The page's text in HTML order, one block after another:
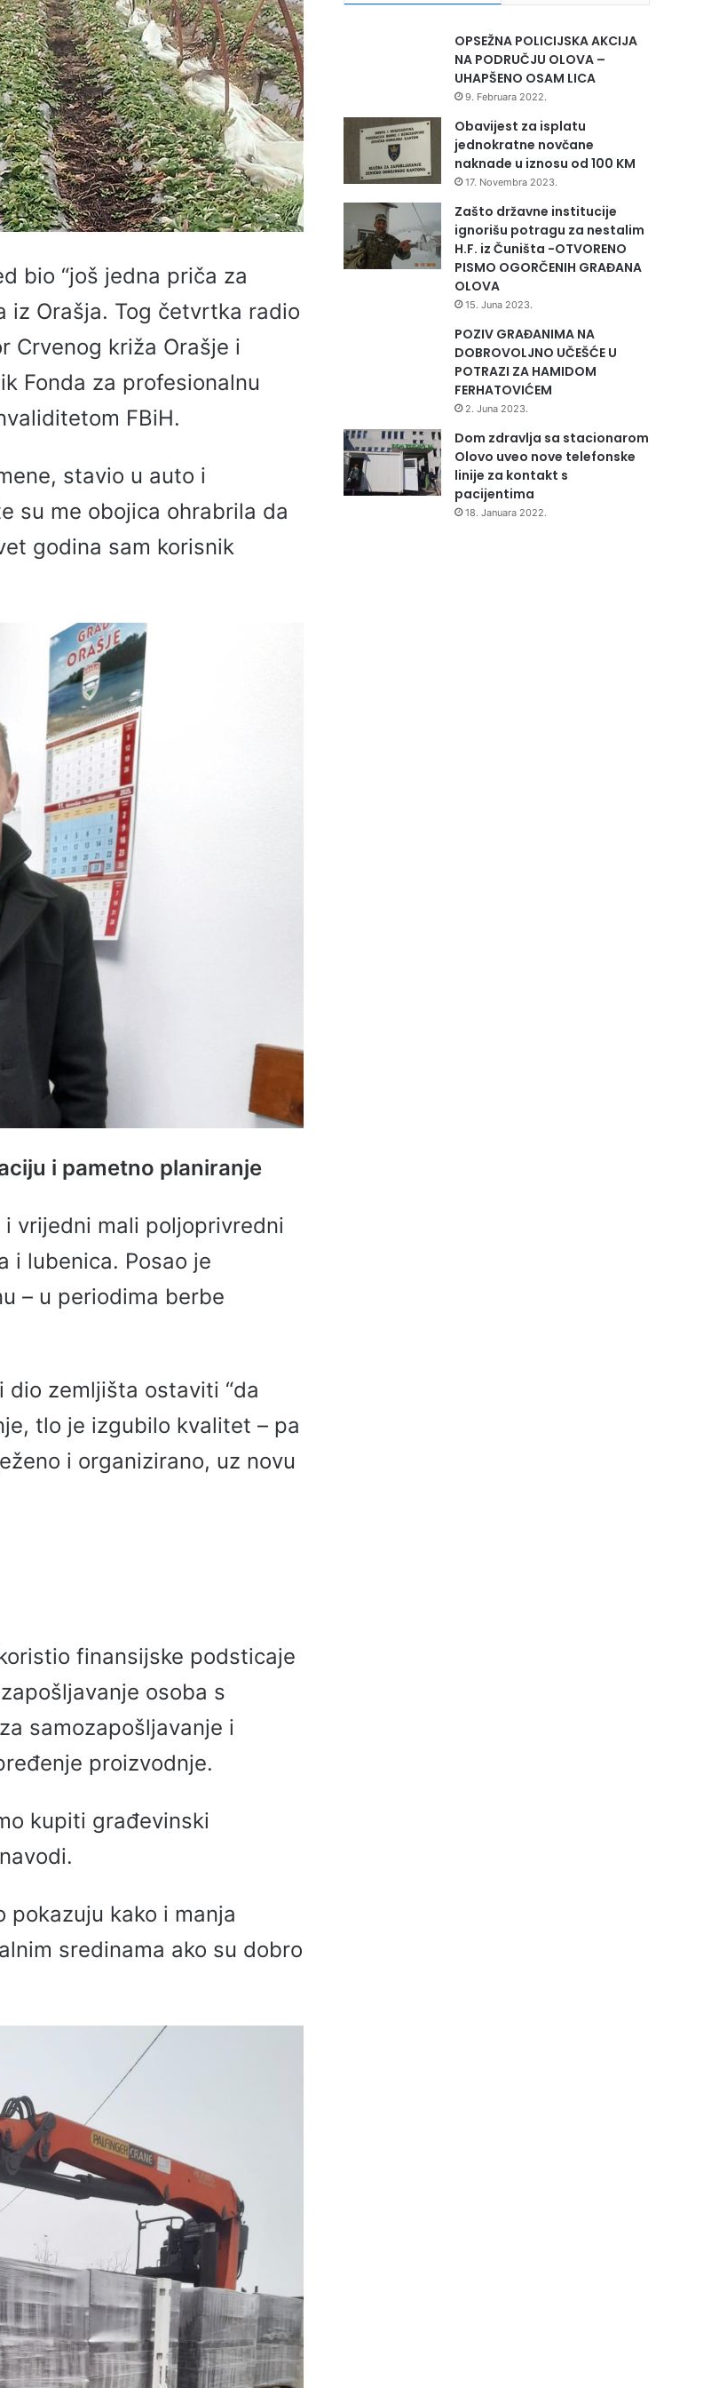
bio “još jedna priča za
iz Orašja. Tog četvrtka radio
Crvenog križa Orašje i
Fonda za profesionalnu
FBiH.
stavio u auto i
su me obojica ohrabrila da
godina sam korisnik
i pametno planiranje
vrijedni mali poljoprivredni
i lubenica. Posao je
– u periodima berbe
zemljišta ostaviti “da
tlo je izgubilo kvalitet – pa
i organizirano, uz novu
finansijske podsticaje
osoba s
samozapošljavanje i
proizvodnje.
kupiti građevinski
pokazuju kako i manja
sredinama ako su dobro
OPSEŽNA POLICIJSKA AKCIJA
NA PODRUČJU OLOVA –
UHAPŠENO OSAM LICA
9. Februara 2022.
Obavijest za isplatu
jednokratne novčane
naknade u iznosu od 100 KM
17. Novembra 2023.
Zašto državne institucije
ignorišu potragu za nestalim
H.F. iz Čuništa -OTVORENO
PISMO OGORČENIH GRAĐANA
OLOVA
15. Juna 2023.
POZIV GRAĐANIMA NA
DOBROVOLJNO UČEŠĆE U
POTRAZI ZA HAMIDOM
FERHATOVIĆEM
2. Juna 2023.
Dom zdravlja sa stacionarom
Olovo uveo nove telefonske
linije za kontakt s
pacijentima
18. Januara 2022.